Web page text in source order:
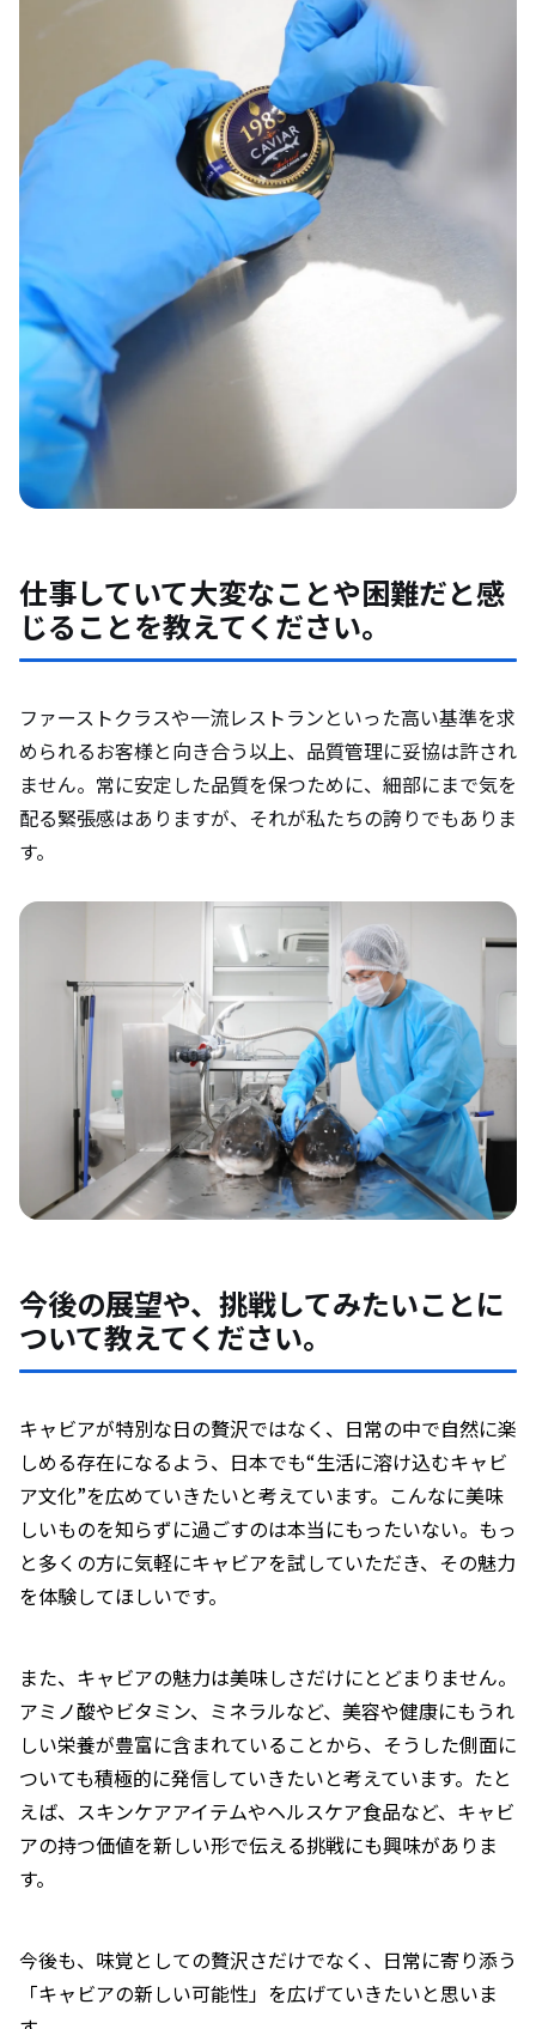
仕事していて大変なことや困難だと感
じることを教えてください。
ファーストクラスや一流レストランといった高い基準を求
められるお客様と向き合う以上、品質管理に妥協は許され
ません。常に安定した品質を保つために、細部にまで気を
配る緊張感はありますが、それが私たちの誇りでもありま
す。
今後の展望や、挑戦してみたいことに
ついて教えてください。
キャビアが特別な日の贅沢ではなく、日常の中で自然に楽
しめる存在になるよう、日本でも“生活に溶け込むキャビ
ア文化”を広めていきたいと考えています。こんなに美味
しいものを知らずに過ごすのは本当にもったいない。もっ
と多くの方に気軽にキャビアを試していただき、その魅力
を体験してほしいです。
また、キャビアの魅力は美味しさだけにとどまりません。
アミノ酸やビタミン、ミネラルなど、美容や健康にもうれ
しい栄養が豊富に含まれていることから、そうした側面に
ついても積極的に発信していきたいと考えています。たと
えば、スキンケアアイテムやヘルスケア食品など、キャビ
アの持つ価値を新しい形で伝える挑戦にも興味がありま
す。
今後も、味覚としての贅沢さだけでなく、日常に寄り添う
「キャビアの新しい可能性」を広げていきたいと思いま